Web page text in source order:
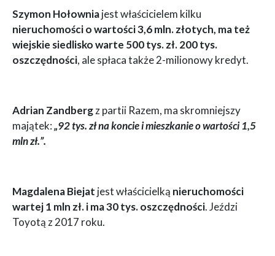
Szymon Hołowniajest właścicielem kilku
nieruchomości o wartości 3,6 mln. złotych, ma też
wiejskie siedlisko warte 500 tys. zł. 200 tys.
oszczędności, ale spłaca także 2-milionowy kredyt.
Adrian Zandbergz partii Razem, ma skromniejszy
majątek:„92 tys. zł na koncie i mieszkanie o wartości 1,5
mln zł.”.
Magdalena Biejat jest właścicielką nieruchomości
wartej 1 mln zł. i ma 30 tys. oszczędności. Jeździ
Toyotą z 2017 roku.